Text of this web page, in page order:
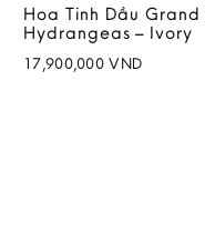
Hoa Tinh Dầu
Hydrangeas – Ivory
17,900,000VND